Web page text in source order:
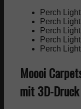
Perch
Perch
Perch
Perch Light
Perch
Moooi
mit 3D-Druck